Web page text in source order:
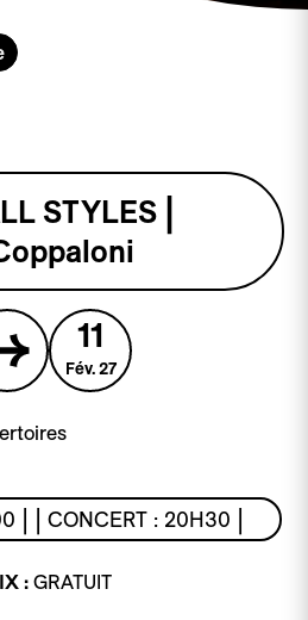
STYLES |
11
Fév. 27
| | CONCERT : 20H30 |
:GRATUIT